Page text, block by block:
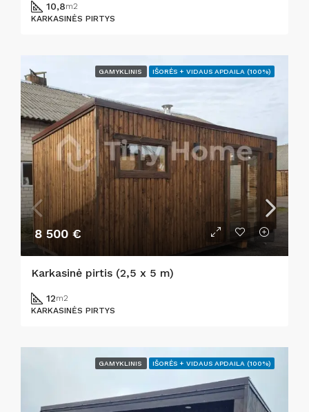
10,8m2
KARKASINĖS PIRTYS
GAMYKLINIS IŠORĖS + VIDAUS APDAILA (100%)
8 500 €
Karkasinė pirtis (2,5 x 5 m)
12m2
KARKASINĖS PIRTYS
GAMYKLINIS IŠORĖS + VIDAUS APDAILA (100%)